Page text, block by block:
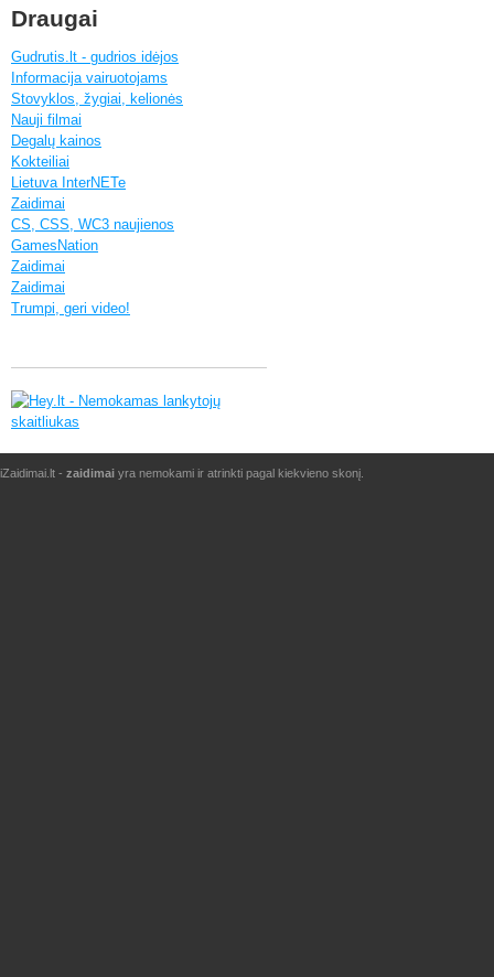
Draugai
Gudrutis.lt - gudrios idėjos
Informacija vairuotojams
Stovyklos, žygiai, kelionės
Nauji filmai
Degalų kainos
Kokteiliai
Lietuva InterNETe
Zaidimai
CS, CSS, WC3 naujienos
GamesNation
Zaidimai
Zaidimai
Trumpi, geri video!
iZaidimai.lt - zaidimai yra nemokami ir atrinkti pagal kiekvieno skonį.